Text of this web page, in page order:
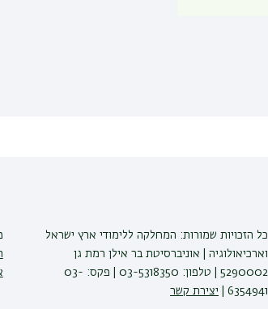
כל הזכויות שמורות: המחלקה ללימודי ארץ ישראל
וארכיאולוגיה | אוניברסיטת בר אילן רמת גן
5290002 | טלפון: 03-5318350 | פקס: 03-
6354941 |
יצירת קשר